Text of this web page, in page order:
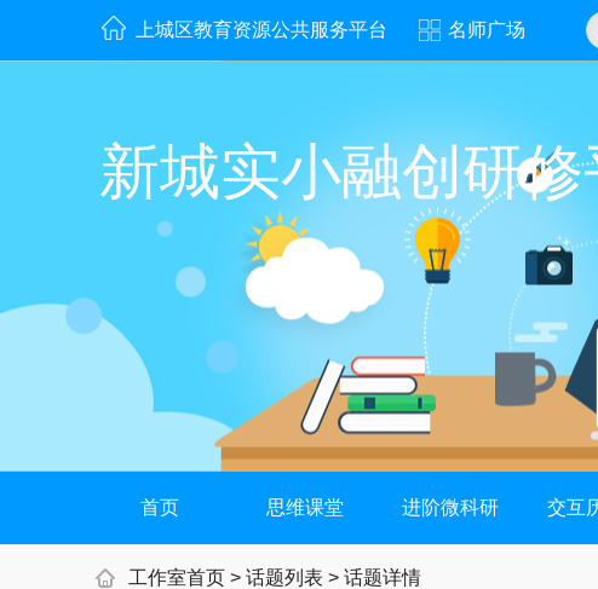
上城区教育资源公共服务平台 名师广场
新城实小融创研
首页 思维课堂 进阶微科研 交互
工作室首页 > 话题列表 > 话题详情